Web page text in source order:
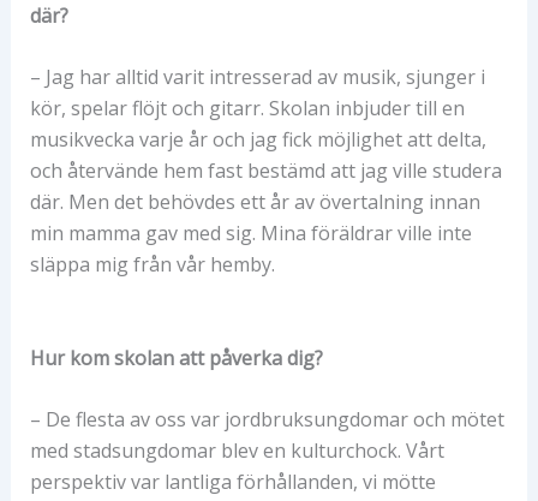
där?
– Jag har alltid varit intresserad av musik, sjunger i
kör, spelar flöjt och gitarr. Skolan inbjuder till en
musikvecka varje år och jag fick möjlighet att delta,
och återvände hem fast bestämd att jag ville studera
där. Men det behövdes ett år av övertalning innan
min mamma gav med sig. Mina föräldrar ville inte
släppa mig från vår hemby.
Hur kom skolan att påverka dig?
– De flesta av oss var jordbruksungdomar och mötet
med stadsungdomar blev en kulturchock. Vårt
perspektiv var lantliga förhållanden, vi mötte